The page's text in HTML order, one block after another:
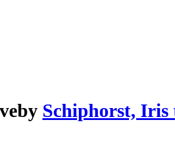
by Schiphorst, Iris